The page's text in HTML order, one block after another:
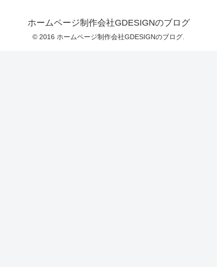
ホームページ制作会社GDESIGNのブログ
© 2016 ホームページ制作会社GDESIGNのブログ.